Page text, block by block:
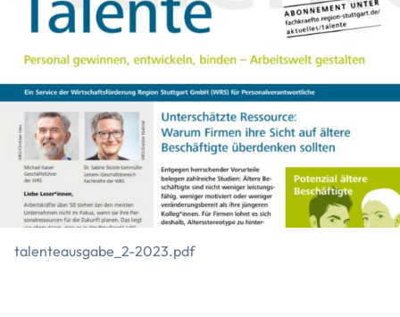
talenteausgabe_2-2023.pdf